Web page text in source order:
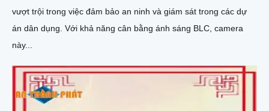
vượt trội trong việc đảm bảo an ninh và giám sát trong các dự
án dân dụng. Với khả năng cân bằng ánh sáng BLC, camera
này...